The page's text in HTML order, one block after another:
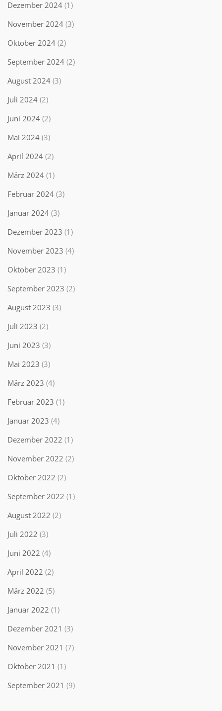
Dezember 2024 (1)
November 2024 (3)
Oktober 2024 (2)
September 2024 (2)
August 2024 (3)
Juli 2024 (2)
Juni 2024 (2)
Mai 2024 (3)
April 2024 (2)
März 2024 (1)
Februar 2024 (3)
Januar 2024 (3)
Dezember 2023 (1)
November 2023 (4)
Oktober 2023 (1)
September 2023 (2)
August 2023 (3)
Juli 2023 (2)
Juni 2023 (3)
Mai 2023 (3)
März 2023 (4)
Februar 2023 (1)
Januar 2023 (4)
Dezember 2022 (1)
November 2022 (2)
Oktober 2022 (2)
September 2022 (1)
August 2022 (2)
Juli 2022 (3)
Juni 2022 (4)
April 2022 (2)
März 2022 (5)
Januar 2022 (1)
Dezember 2021 (3)
November 2021 (7)
Oktober 2021 (1)
September 2021 (9)